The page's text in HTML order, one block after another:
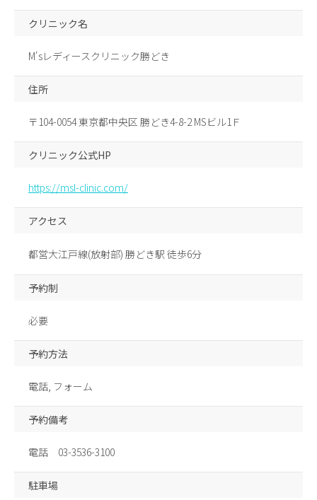
クリニック名
M'sレディースクリニック勝どき
住所
〒104-0054 東京都中央区 勝どき4-8-2 MSビル1Ｆ
クリニック公式HP
https://msl-clinic.com/
アクセス
都営大江戸線(放射部) 勝どき駅 徒歩6分
予約制
必要
予約方法
電話, フォーム
予約備考
電話 03-3536-3100
駐車場